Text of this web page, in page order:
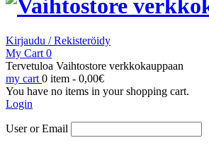
Kirjaudu / Rekisteröidy
My Cart 0
Tervetuloa Vaihtostore verkkokauppaan
my cart 0 item - 0,00€
You have no items in your shopping cart.
Login
User or Email